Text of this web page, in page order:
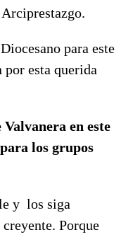
para este
esta querida
en este
los grupos
y los siga
Porque